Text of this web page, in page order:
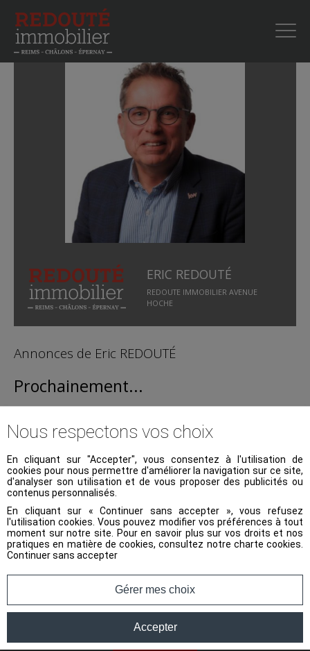
ERIC REDOUTÉ
REDOUTE IMMOBILIER AVENUE
HOCHE
Annonces de Eric REDOUTÉ
Prochainement...
Accueil >Fiche
Retrouvez l'adresse de nos agences :
Nos agences
Nous respectons vos choix
En cliquant sur "Accepter", vous consentez à l'utilisation de
cookies pour nous permettre d'améliorer la navigation sur ce site,
d'analyser son utilisation et de vous proposer des publicités ou
contenus personnalisés.
En cliquant sur « Continuer sans accepter », vous refusez
l'utilisation cookies. Vous pouvez modifier vos préférences à tout
moment sur notre site. Pour en savoir plus sur vos droits et nos
pratiques en matière de cookies, consultez notre charte cookies
Continuer sans accepter
Gérer mes choix
Accepter